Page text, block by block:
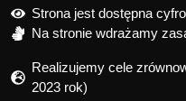
Strona jest dostępna
Na stronie wdrażamy
Realizujemy cele
2023 rok)